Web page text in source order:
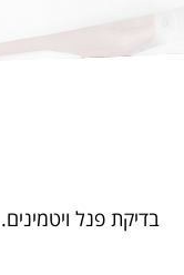
בדיקת פנל ויטמינים.